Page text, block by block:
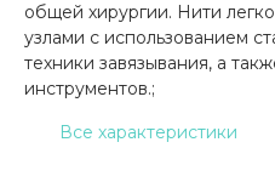
общей хирургии. Нити
узлами с использованием
техники завязывания, а
инструментов.;
Все характеристики